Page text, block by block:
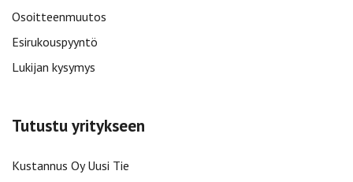
Osoitteenmuutos
Esirukouspyyntö
Lukijan kysymys
Tutustu yritykseen
Kustannus Oy Uusi Tie